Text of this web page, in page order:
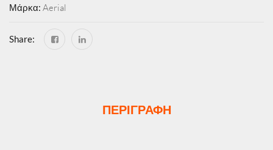
Μάρκα: Aerial
Share:
ΠΕΡΙΓΡΑΦΉ